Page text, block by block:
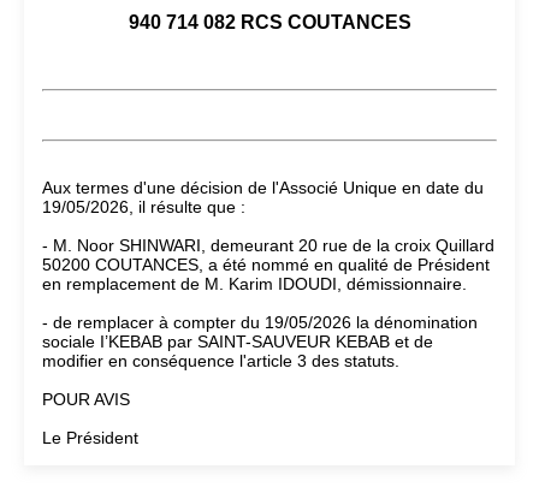
940 714 082 RCS COUTANCES
Aux termes d'une décision de l'Associé Unique en date du
19/05/2026, il résulte que :
- M. Noor SHINWARI, demeurant 20 rue de la croix Quillard
50200 COUTANCES, a été nommé en qualité de Président
en remplacement de M. Karim IDOUDI, démissionnaire.
- de remplacer à compter du 19/05/2026 la dénomination
sociale I’KEBAB par SAINT-SAUVEUR KEBAB et de
modifier en conséquence l'article 3 des statuts.
POUR AVIS
Le Président